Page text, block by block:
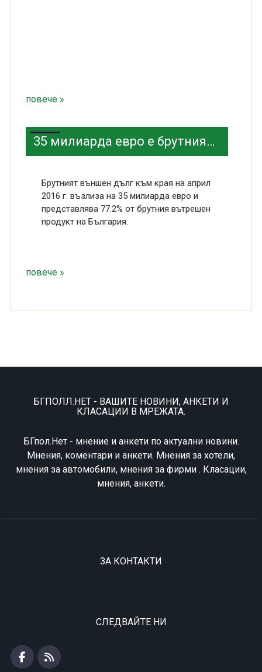
повече »
35 милиарда евро е брутният външен дълг на България
Брутният външен дълг към края на април
2016 г. възлиза на 35 милиарда евро и
представлява 77.2% от брутния вътрешен
продукт на България.
повече »
БГПОЛЛ.НЕТ - ВАШИТЕ НОВИНИ, АНКЕТИ И
КЛАСАЦИИ В МРЕЖАТА.
БГпол.Нет - мнение и анкети по актуални новини.
Мнения, коментари и анкети. Мнения за хотели,
мнения за автомобили, мнения за фирми . Класации,
мнения, анкети.
ЗА КОНТАКТИ
СЛЕДВАЙТЕ НИ